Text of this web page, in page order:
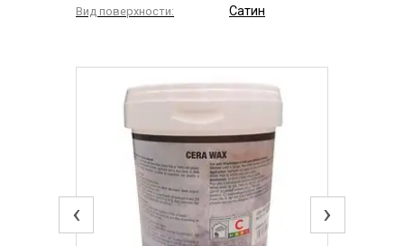
Вид поверхности: Сатин
‹ ›